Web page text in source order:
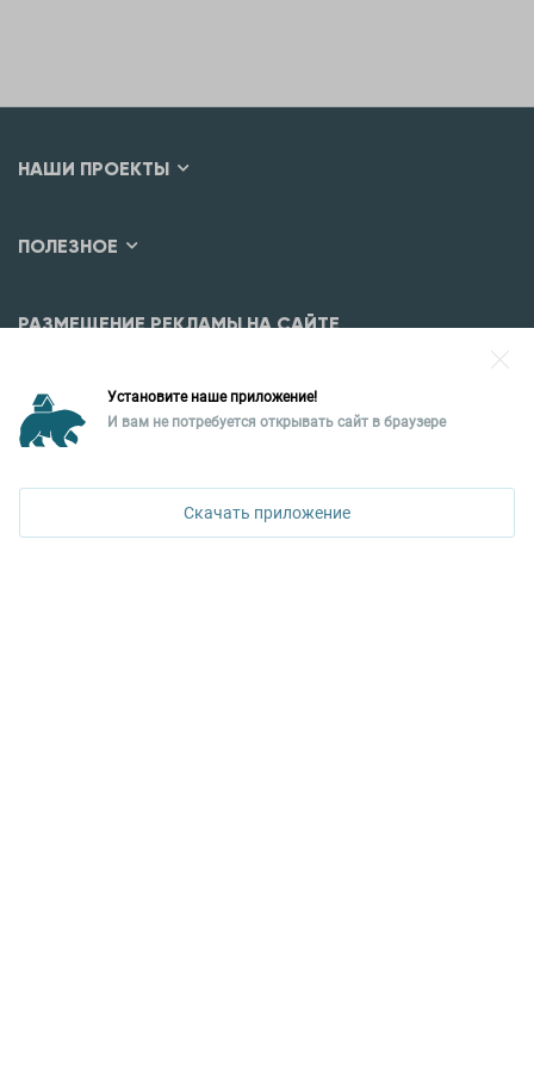
НАШИ ПРОЕКТЫ
ПОЛЕЗНОЕ
РАЗМЕЩЕНИЕ РЕКЛАМЫ НА САЙТЕ
Уральская палата недвижимости
ул. Горького, 65, 0 подъезд, 3 этаж
Установите наше приложение!
И вам не потребуется открывать сайт в браузере
Скачать приложение